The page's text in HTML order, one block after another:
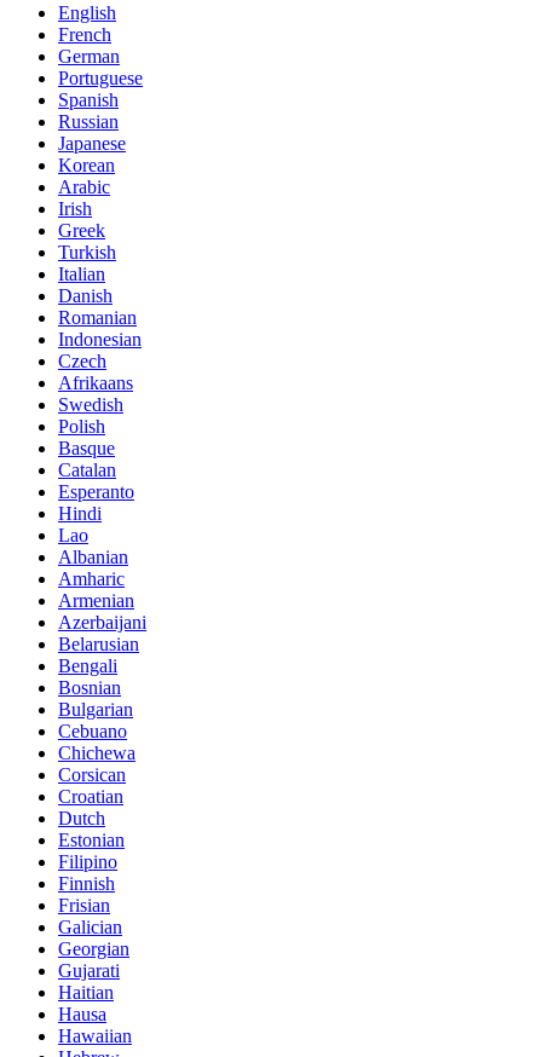
English
French
German
Portuguese
Spanish
Russian
Japanese
Korean
Arabic
Irish
Greek
Turkish
Italian
Danish
Romanian
Indonesian
Czech
Afrikaans
Swedish
Polish
Basque
Catalan
Esperanto
Hindi
Lao
Albanian
Amharic
Armenian
Azerbaijani
Belarusian
Bengali
Bosnian
Bulgarian
Cebuano
Chichewa
Corsican
Croatian
Dutch
Estonian
Filipino
Finnish
Frisian
Galician
Georgian
Gujarati
Haitian
Hausa
Hawaiian